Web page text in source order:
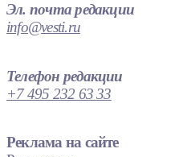
Эл. почта редакции
info@vesti.ru
Телефон редакции
+7 495 232 63 33
Реклама на сайте